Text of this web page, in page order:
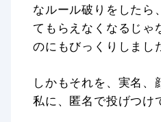
なルール破りをしたら
てもらえなくなるじゃ
のにもびっくりしまし
しかもそれを、実名、
私に、匿名で投げつけ